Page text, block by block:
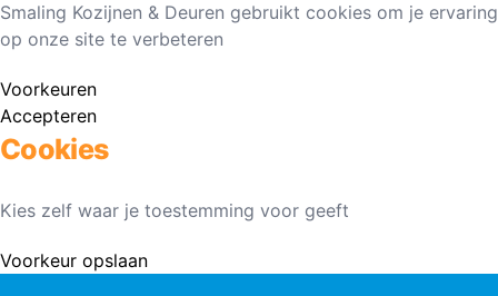
Smaling Kozijnen & Deuren gebruikt cookies om je ervaring
op onze site te verbeteren
Voorkeuren
Accepteren
Cookies
Kies zelf waar je toestemming voor geeft
Voorkeur opslaan